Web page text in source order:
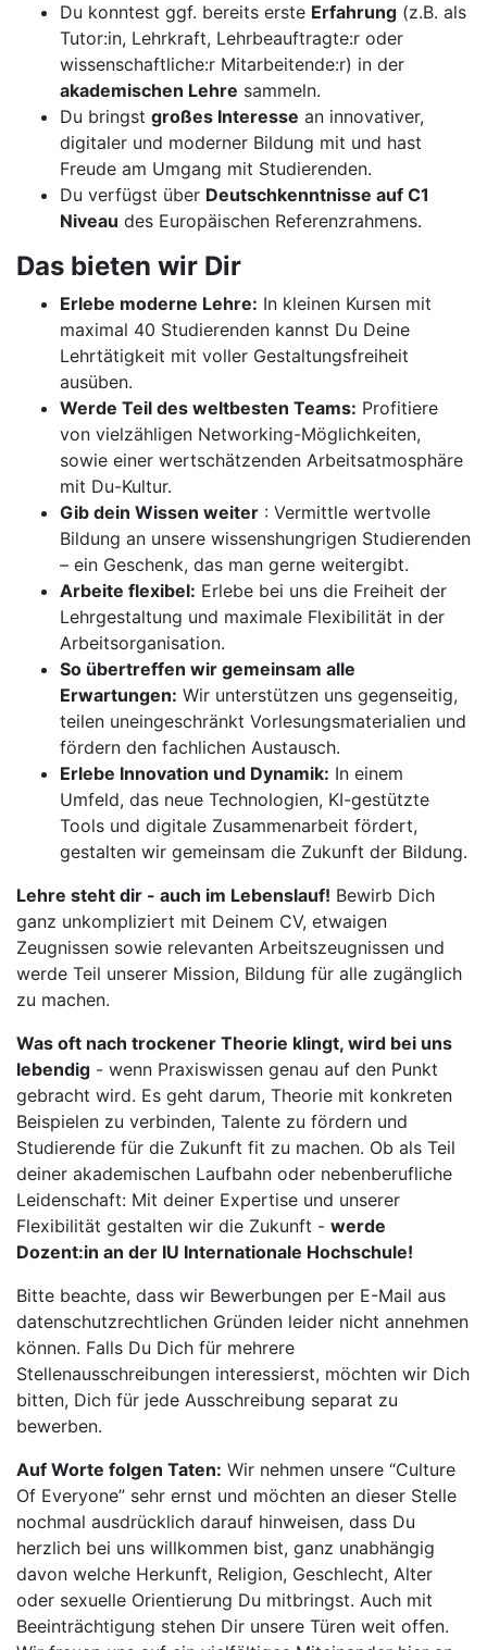
Du konntest ggf. bereits erste Erfahrung (z.B. als
Tutor:in, Lehrkraft, Lehrbeauftragte:r oder
wissenschaftliche:r Mitarbeitende:r) in der
akademischen Lehre sammeln.
Du bringst großes Interesse an innovativer,
digitaler und moderner Bildung mit und hast
Freude am Umgang mit Studierenden.
Du verfügst über Deutschkenntnisse auf C1
Niveau des Europäischen Referenzrahmens.
Das bieten wir Dir
Erlebe moderne Lehre: In kleinen Kursen mit
maximal 40 Studierenden kannst Du Deine
Lehrtätigkeit mit voller Gestaltungsfreiheit
ausüben.
Werde Teil des weltbesten Teams: Profitiere
von vielzähligen Networking-Möglichkeiten,
sowie einer wertschätzenden Arbeitsatmosphäre
mit Du-Kultur.
Gib dein Wissen weiter : Vermittle wertvolle
Bildung an unsere wissenshungrigen Studierenden
– ein Geschenk, das man gerne weitergibt.
Arbeite flexibel: Erlebe bei uns die Freiheit der
Lehrgestaltung und maximale Flexibilität in der
Arbeitsorganisation.
So übertreffen wir gemeinsam alle
Erwartungen: Wir unterstützen uns gegenseitig,
teilen uneingeschränkt Vorlesungsmaterialien und
fördern den fachlichen Austausch.
Erlebe Innovation und Dynamik: In einem
Umfeld, das neue Technologien, KI-gestützte
Tools und digitale Zusammenarbeit fördert,
gestalten wir gemeinsam die Zukunft der Bildung.
Lehre steht dir - auch im Lebenslauf! Bewirb Dich
ganz unkompliziert mit Deinem CV, etwaigen
Zeugnissen sowie relevanten Arbeitszeugnissen und
werde Teil unserer Mission, Bildung für alle zugänglich
zu machen.
Was oft nach trockener Theorie klingt, wird bei uns
lebendig - wenn Praxiswissen genau auf den Punkt
gebracht wird. Es geht darum, Theorie mit konkreten
Beispielen zu verbinden, Talente zu fördern und
Studierende für die Zukunft fit zu machen. Ob als Teil
deiner akademischen Laufbahn oder nebenberufliche
Leidenschaft: Mit deiner Expertise und unserer
Flexibilität gestalten wir die Zukunft - werde
Dozent:in an der IU Internationale Hochschule!
Bitte beachte, dass wir Bewerbungen per E-Mail aus
datenschutzrechtlichen Gründen leider nicht annehmen
können. Falls Du Dich für mehrere
Stellenausschreibungen interessierst, möchten wir Dich
bitten, Dich für jede Ausschreibung separat zu
bewerben.
Auf Worte folgen Taten: Wir nehmen unsere “Culture
Of Everyone” sehr ernst und möchten an dieser Stelle
nochmal ausdrücklich darauf hinweisen, dass Du
herzlich bei uns willkommen bist, ganz unabhängig
davon welche Herkunft, Religion, Geschlecht, Alter
oder sexuelle Orientierung Du mitbringst. Auch mit
Beeinträchtigung stehen Dir unsere Türen weit offen.